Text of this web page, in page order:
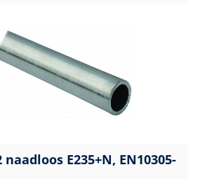
naadloos E235+N, EN10305-